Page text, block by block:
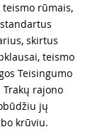
teismo rūmais,
skirtus
teismo
Teisingumo
rajono
jų
krūviu.